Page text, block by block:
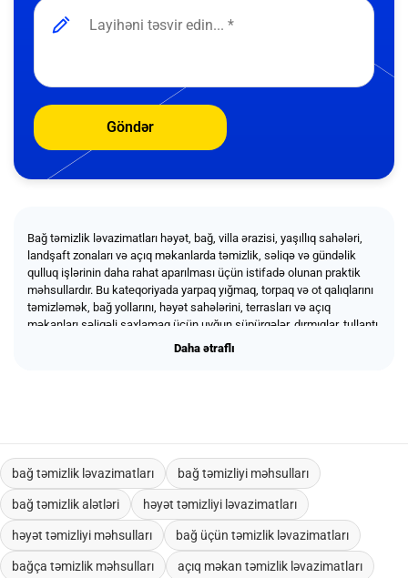
Göndər
Bağ təmizlik ləvazimatları həyət, bağ, villa ərazisi, yaşıllıq sahələri,
landşaft zonaları və açıq məkanlarda təmizlik, səliqə və gündəlik
qulluq işlərinin daha rahat aparılması üçün istifadə olunan praktik
məhsullardır. Bu kateqoriyada yarpaq yığmaq, torpaq və ot qalıqlarını
təmizləmək, bağ yollarını, həyət sahələrini, terrasları və açıq
məkanları səliqəli saxlamaq üçün uyğun süpürgələr, dırmıqlar, tullantı
toplama vasitələri, bağ kisələri, əl alətləri və digər köməkçi təmizlik
Daha ətraflı
Daha ətraflı
bağ təmizlik ləvazimatları bağ təmizliyi məhsulları
bağ təmizlik alətləri həyət təmizliyi ləvazimatları
həyət təmizliyi məhsulları bağ üçün təmizlik ləvazimatları
bağça təmizlik məhsulları açıq məkan təmizlik ləvazimatları